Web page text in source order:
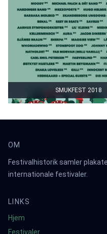
SMUKFEST 2018
OM
Festivalhistorik samler
internationale festivaler.
LINKS
Hjem
Festivaler